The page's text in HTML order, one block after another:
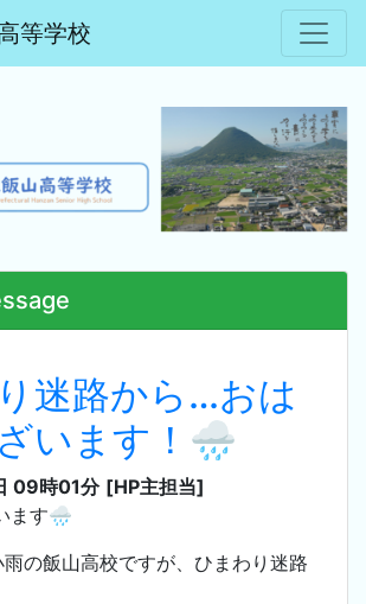
等学校
迷路から…おは
います！🌧
09時01分 [HP主担当]
ます🌧
の飯山高校ですが、ひまわり迷路